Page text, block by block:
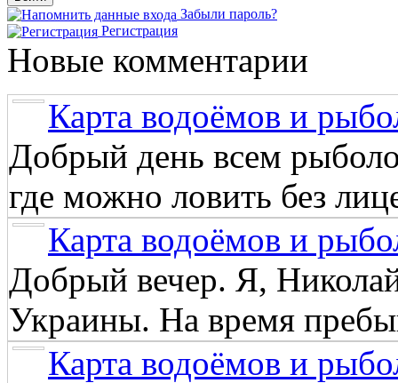
Забыли пароль?
Регистрация
Новые комментарии
Карта водоёмов и
Добрый день всем
где можно ловить без
Карта водоёмов и
Добрый вечер. Я,
Украины. На время
Карта водоёмов и